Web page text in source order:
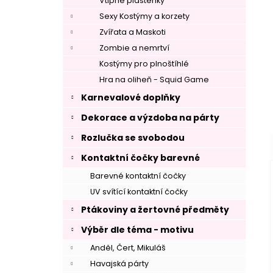
Sexy Kostýmy a korzety
Zvířata a Maskoti
Zombie a nemrtví
Kostýmy pro plnoštíhlé
Hra na oliheň - Squid Game
Karnevalové doplňky
Dekorace a výzdoba na párty
Rozlučka se svobodou
Kontaktní čočky barevné
Barevné kontaktní čočky
UV svítící kontaktní čočky
Ptákoviny a žertovné předměty
Výběr dle téma - motivu
Anděl, Čert, Mikuláš
Havajská párty